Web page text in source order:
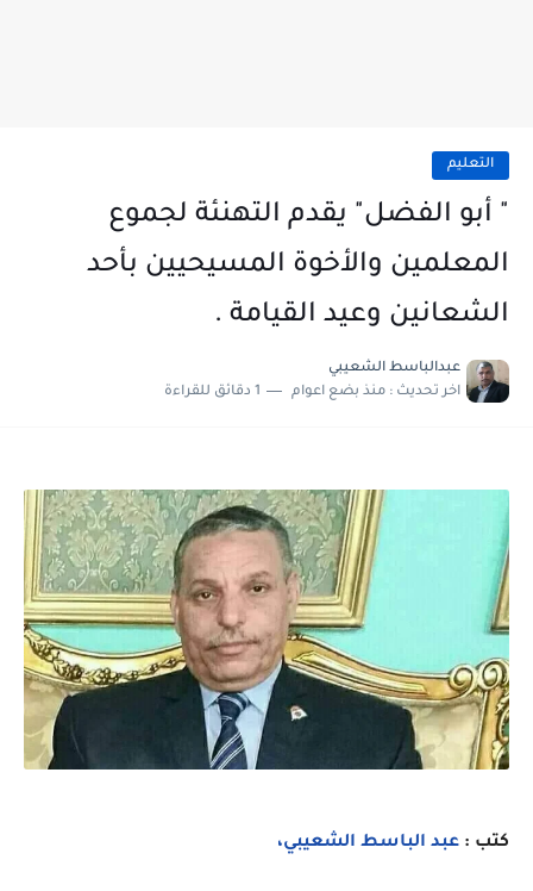
التعليم
" أبو الفضل" يقدم التهنئة لجموع
المعلمين والأخوة المسيحيين بأحد
الشعانين وعيد القيامة .
عبدالباسط الشعيبي
اخر تحديث : منذ بضع اعوام 1 دقائق للقراءة
كتب : عبد الباسط الشعيبي،